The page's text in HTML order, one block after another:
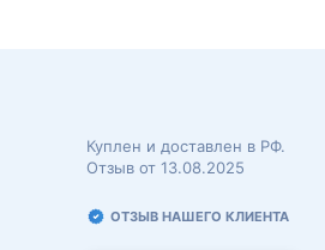
Куплен и доставлен в РФ.
Отзыв от 13.08.2025
ОТЗЫВ НАШЕГО КЛИЕНТА